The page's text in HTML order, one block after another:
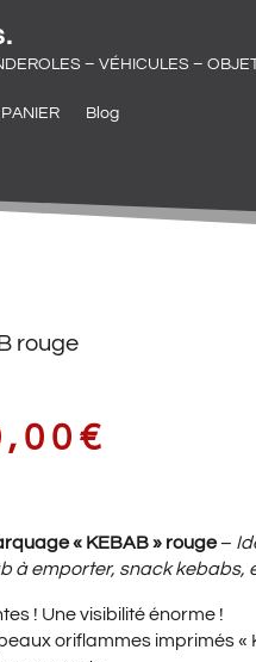
– VÉHICULES –
PANIER Blog
rouge
€
PRIX
« KEBAB » rouge–
à emporter, snack kebabs,
! Une visibilité énorme !
oriflammes imprimés «